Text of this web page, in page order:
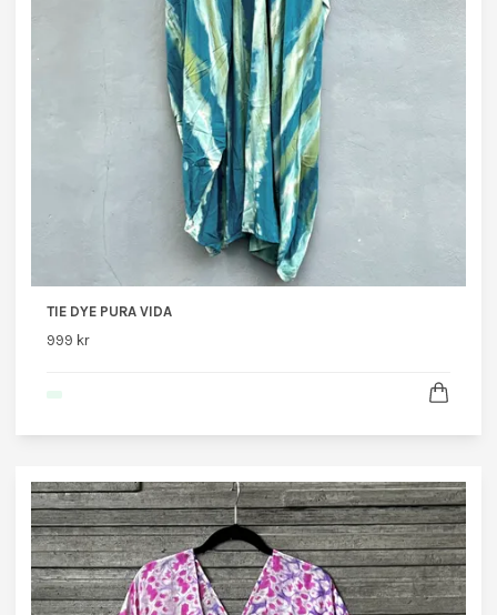
TIE DYE PURA VIDA
999 kr